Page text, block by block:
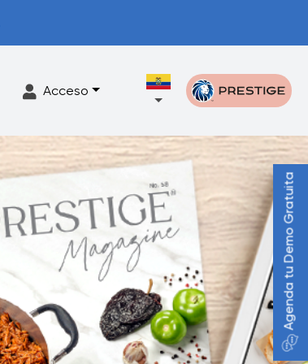
Accesorios
Programa de actualización
Acceso
Agenda tu Demo Gratuita